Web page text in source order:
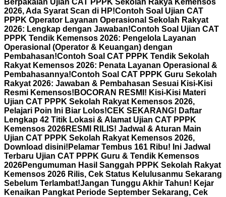
Berpakaian Ujian CAT PPPK Sekolah Rakya Kemensos
2026, Ada Syarat Scan di HP!Contoh Soal Ujian CAT
PPPK Operator Layanan Operasional Sekolah Rakyat
2026: Lengkap dengan Jawaban!Contoh Soal Ujian CAT
PPPK Tendik Kemensos 2026: Pengelola Layanan
Operasional (Operator & Keuangan) dengan
Pembahasan!Contoh Soal CAT PPPK Tendik Sekolah
Rakyat Kemensos 2026: Penata Layanan Operasional &
Pembahasannya!Contoh Soal CAT PPPK Guru Sekolah
Rakyat 2026: Jawaban & Pembahasan Sesuai Kisi-Kisi
Resmi Kemensos! BOCORAN RESMI! Kisi-Kisi Materi
Ujian CAT PPPK Sekolah Rakyat Kemensos 2026,
Pelajari Poin Ini Biar Lolos!CEK SEKARANG! Daftar
Lengkap 42 Titik Lokasi & Alamat Ujian CAT PPPK
Kemensos 2026RESMI RILIS! Jadwal & Aturan Main
Ujian CAT PPPK Sekolah Rakyat Kemensos 2026,
Download disini! Pelamar Tembus 161 Ribu! Ini Jadwal
Terbaru Ujian CAT PPPK Guru & Tendik Kemensos
2026Pengumuman Hasil Sanggah PPPK Sekolah Rakyat
Kemensos 2026 Rilis, Cek Status Kelulusanmu Sekarang
Sebelum Terlambat!Jangan Tunggu Akhir Tahun! Kejar
Kenaikan Pangkat Periode September Sekarang, Cek